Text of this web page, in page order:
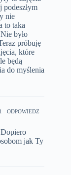
nie
to taka
było
próbuję
które
będą
do myślenia
ODPOWIEDZ
jak Ty